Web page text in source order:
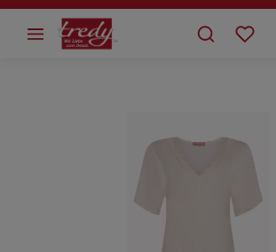
springen